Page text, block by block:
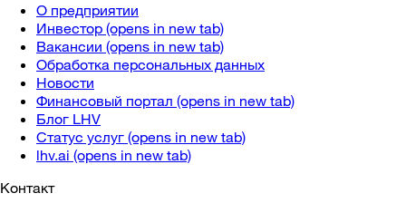
О предприятии
Инвестор (opens in new tab)
Вакансии (opens in new tab)
Обработка персональных данных
Новости
Финансовый портал (opens in new tab)
Блог LHV
Статус услуг (opens in new tab)
lhv.ai (opens in new tab)
Контакт